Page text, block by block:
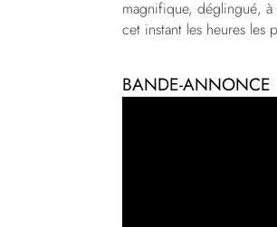
magnifique, déglingué,
cet instant les heures les
BANDE-ANNONCE